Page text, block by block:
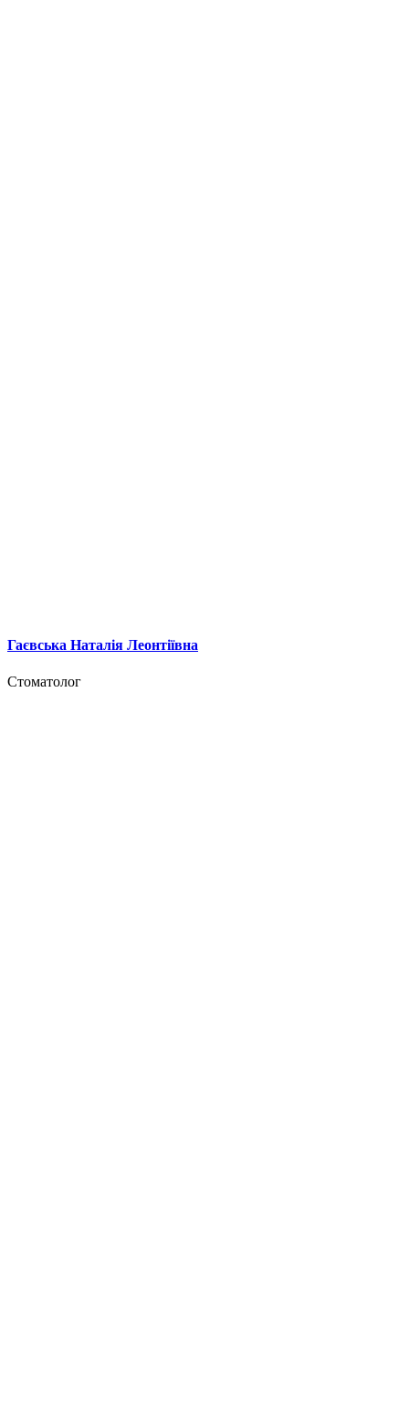
Гаєвська Наталія Леонтіївна
Стоматолог